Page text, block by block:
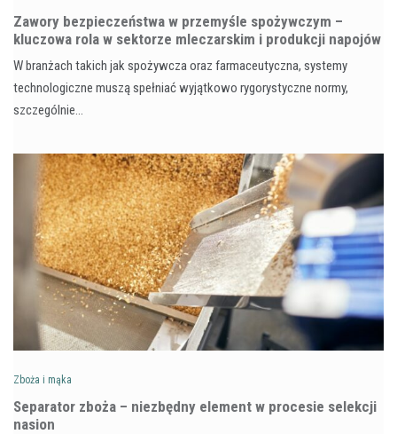
Zawory bezpieczeństwa w przemyśle spożywczym –
kluczowa rola w sektorze mleczarskim i produkcji napojów
W branżach takich jak spożywcza oraz farmaceutyczna, systemy
technologiczne muszą spełniać wyjątkowo rygorystyczne normy,
szczególnie…
Zboża i mąka
Separator zboża – niezbędny element w procesie selekcji
nasion